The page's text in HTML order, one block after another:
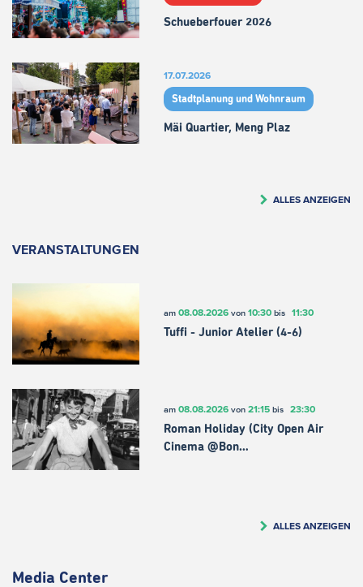
Schueberfouer 2026
17.07.2026
Stadtplanung und Wohnraum
Mäi Quartier, Meng Plaz
ALLES ANZEIGEN
VERANSTALTUNGEN
am 08.08.2026von 10:30bis 11:30
Tuffi - Junior Atelier (4-6)
am 08.08.2026von 21:15bis 23:30
Roman Holiday (City Open Air
Cinema @Bon…
ALLES ANZEIGEN
Media Center